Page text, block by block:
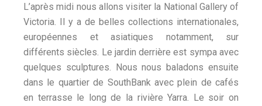
L’après midi nous allons visiter la National Gallery of
Victoria. Il y a de belles collections internationales,
européennes et asiatiques notamment, sur
différents siècles. Le jardin derrière est sympa avec
quelques sculptures. Nous nous baladons ensuite
dans le quartier de SouthBank avec plein de cafés
en terrasse le long de la rivière Yarra. Le soir on